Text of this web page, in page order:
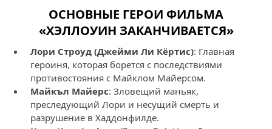
ОСНОВНЫЕ ГЕРОИ ФИЛЬМА
«ХЭЛЛОУИН ЗАКАНЧИВАЕТСЯ»
Лори Строуд (Джейми Ли Кёртис): Главная
героиня, которая борется с последствиями
противостояния с Майклом Майерсом.
Майкъл Майерс: Зловещий маньяк,
преследующий Лори и несущий смерть и
разрушение в Хаддонфилде.